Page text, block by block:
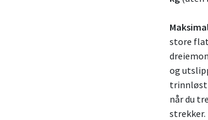
store
og
trinnløst
når du
strekker.